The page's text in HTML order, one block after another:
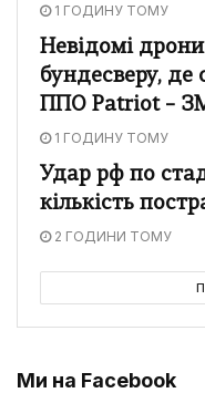
1 ГОДИНУ ТОМУ
Невідомі
бундесверу, де
ППО Patriot –
1 ГОДИНУ ТОМУ
Удар рф по
кількість
2 ГОДИНИ ТОМУ
Ми на Facebook